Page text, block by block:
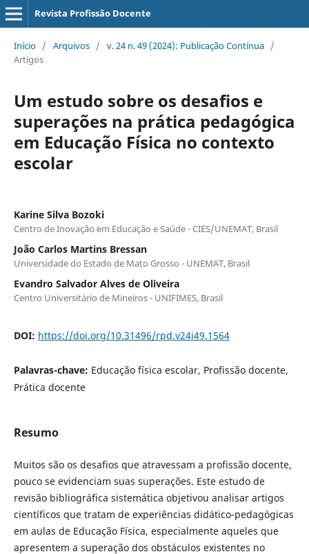
Revista Profissão Docente
Início / Arquivos / v. 24 n. 49 (2024): Publicação Contínua /
Artigos
Um estudo sobre os desafios e
superações na prática pedagógica
em Educação Física no contexto
escolar
Karine Silva Bozoki
Centro de Inovação em Educação e Saúde - CIES/UNEMAT, Brasil
João Carlos Martins Bressan
Universidade do Estado de Mato Grosso - UNEMAT, Brasil
Evandro Salvador Alves de Oliveira
Centro Universitário de Mineiros - UNIFIMES, Brasil
DOI: https://doi.org/10.31496/rpd.v24i49.1564
Palavras-chave: Educação física escolar, Profissão docente,
Prática docente
Resumo
Muitos são os desafios que atravessam a profissão docente,
pouco se evidenciam suas superações. Este estudo de
revisão bibliográfica sistemática objetivou analisar artigos
científicos que tratam de experiências didático-pedagógicas
em aulas de Educação Física, especialmente aqueles que
apresentem a superação dos obstáculos existentes no